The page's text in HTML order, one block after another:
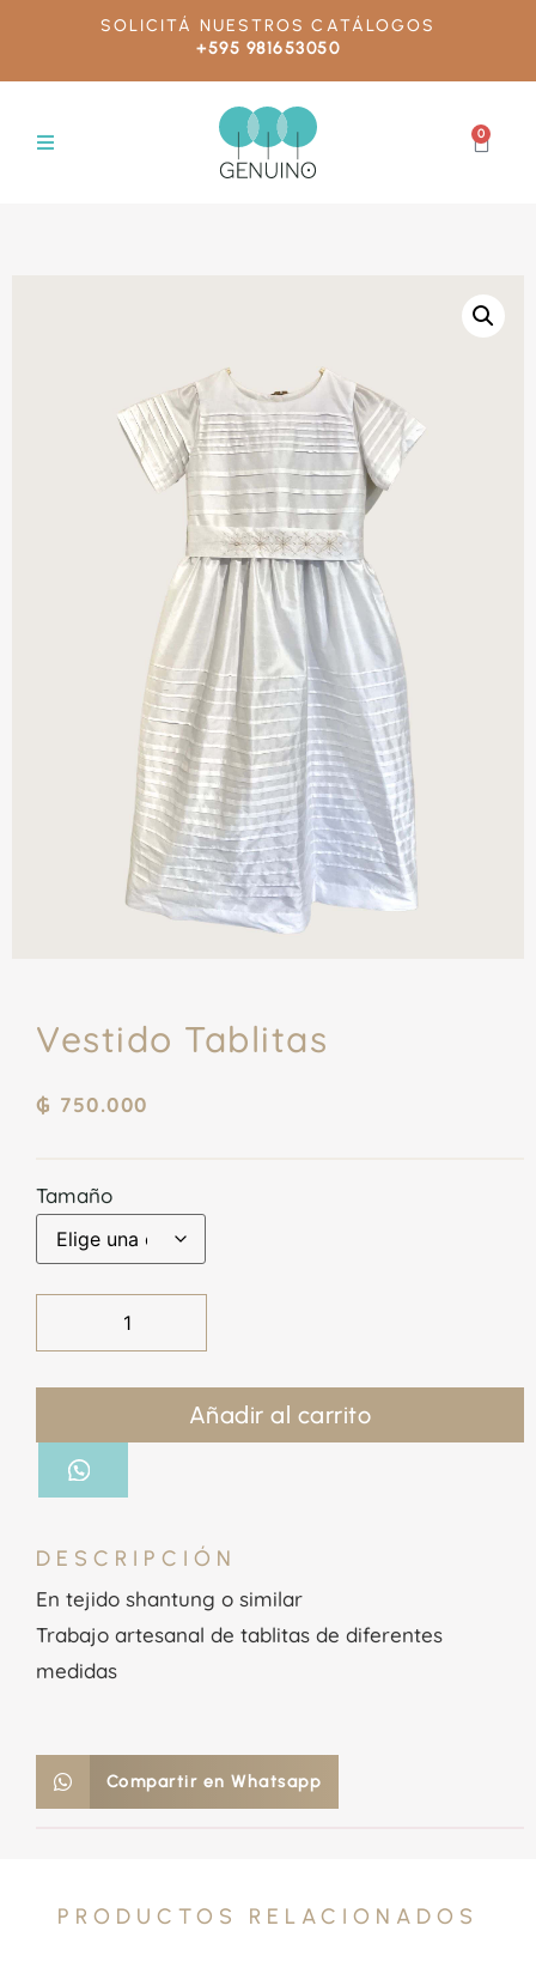
SOLICITÁ NUESTROS CATÁLOGOS
+595 981653050
0
Vestido Tablitas
₲ 750.000
Tamaño
Añadir al carrito
DESCRIPCIÓN
En tejido shantung o similar
Trabajo artesanal de tablitas de diferentes
medidas
Compartir en Whatsapp
PRODUCTOS RELACIONADOS